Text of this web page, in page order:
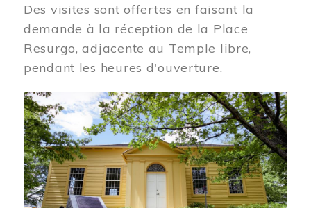
Des visites sont offertes en faisant la
demande à la réception de la Place
Resurgo, adjacente au Temple libre,
pendant les heures d'ouverture.
Image